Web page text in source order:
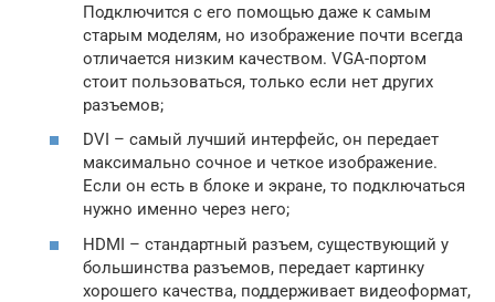
Подключится с его помощью даже к самым
старым моделям, но изображение почти всегда
отличается низким качеством. VGA-портом
стоит пользоваться, только если нет других
разъемов;
DVI – самый лучший интерфейс, он передает
максимально сочное и четкое изображение.
Если он есть в блоке и экране, то подключаться
нужно именно через него;
HDMI – стандартный разъем, существующий у
большинства разъемов, передает картинку
хорошего качества, поддерживает видеоформат,